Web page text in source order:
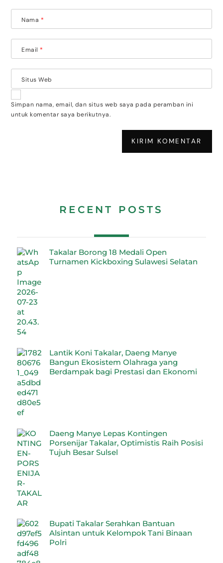
Nama *
Email *
Situs Web
Simpan nama, email, dan situs web saya pada peramban ini
untuk komentar saya berikutnya.
RECENT POSTS
Takalar Borong 18 Medali Open
Turnamen Kickboxing Sulawesi Selatan
Lantik Koni Takalar, Daeng Manye
Bangun Ekosistem Olahraga yang
Berdampak bagi Prestasi dan Ekonomi
Daeng Manye Lepas Kontingen
Porsenijar Takalar, Optimistis Raih Posisi
Tujuh Besar Sulsel
Bupati Takalar Serahkan Bantuan
Alsintan untuk Kelompok Tani Binaan
Polri